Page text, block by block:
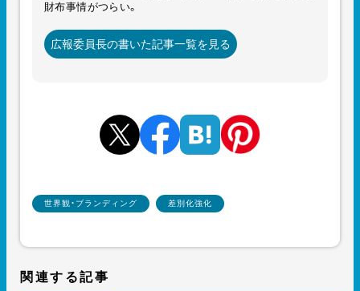
財布事情がつらい。
広報委員長の書いた記事一覧を見る
世界観・ブランディング 差別化強化
関連する記事